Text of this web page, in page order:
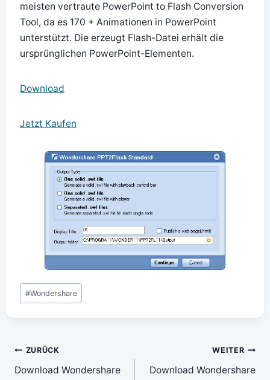
meisten vertraute PowerPoint to Flash Conversion
Tool, da es 170 + Animationen in PowerPoint
unterstützt. Die erzeugt Flash-Datei erhält die
ursprünglichen PowerPoint-Elementen.
Download
Jetzt Kaufen
Schlagworte:
#Wondershare
Beitragsnavigation
ZURÜCK
Download Wondershare
WEITER
Download Wondershare